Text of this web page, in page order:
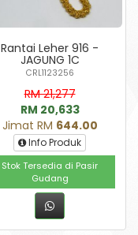
Rantai Leher 916 -
JAGUNG 1C
CRL1123256
RM 21,277
RM 20,633
Jimat RM 644.00
Info Produk
Stok Tersedia di Pasir
Gudang